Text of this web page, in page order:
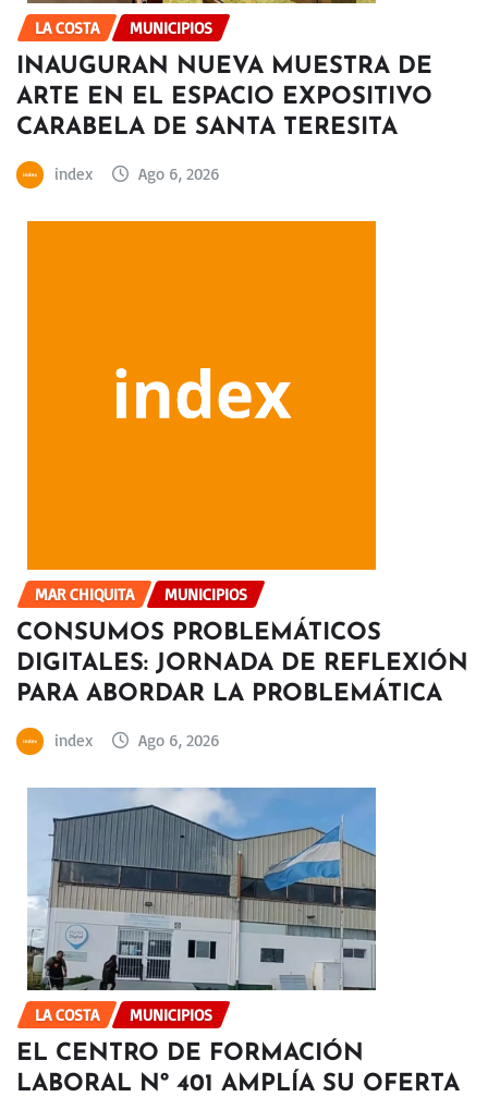
LA COSTA MUNICIPIOS
INAUGURAN NUEVA MUESTRA DE
ARTE EN EL ESPACIO EXPOSITIVO
CARABELA DE SANTA TERESITA
index Ago 6, 2026
MAR CHIQUITA MUNICIPIOS
CONSUMOS PROBLEMÁTICOS
DIGITALES: JORNADA DE REFLEXIÓN
PARA ABORDAR LA PROBLEMÁTICA
index Ago 6, 2026
LA COSTA MUNICIPIOS
EL CENTRO DE FORMACIÓN
LABORAL Nº 401 AMPLÍA SU OFERTA